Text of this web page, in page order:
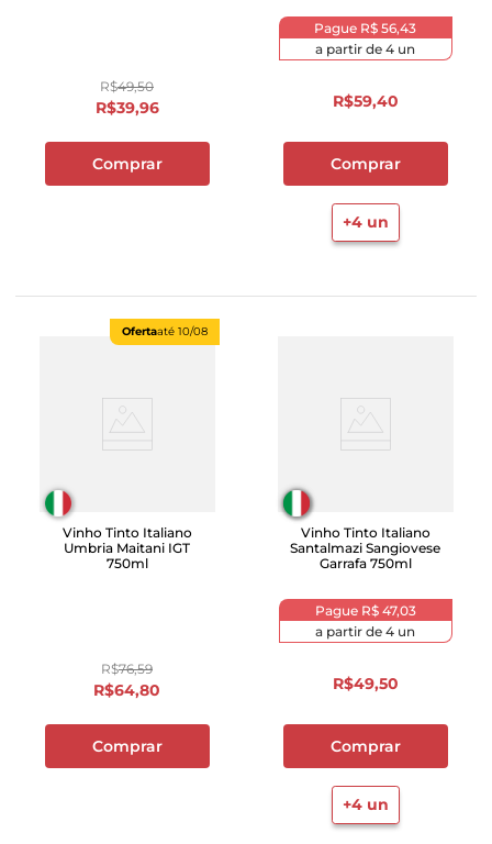
R$49,50
R$39,96
Comprar
Pague R$ 56,43
a partir de 4 un
R$59,40
Comprar
+4un
Ofertaaté 10/08
Vinho Tinto Italiano
Umbria Maitani IGT
750ml
R$76,59
R$64,80
Comprar
Vinho Tinto Italiano
Santalmazi Sangiovese
Garrafa 750ml
Pague R$ 47,03
a partir de 4 un
R$49,50
Comprar
+4un